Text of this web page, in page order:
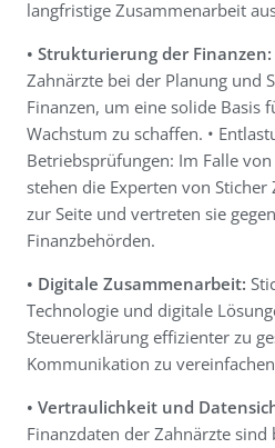
langfristige Zusammenarbeit
• Strukturierung der Finanzen:
Zahnärzte bei der Planung und
Finanzen, um eine solide Basis
Wachstum zu schaffen. •
Betriebsprüfungen: Im Falle
stehen die Experten von
zur Seite und vertreten sie
Finanzbehörden.
• Digitale Zusammenarbeit:
Technologie und digitale
Steuererklärung effizienter zu
Kommunikation zu
• Vertraulichkeit und
Finanzdaten der Zahnärzte sind